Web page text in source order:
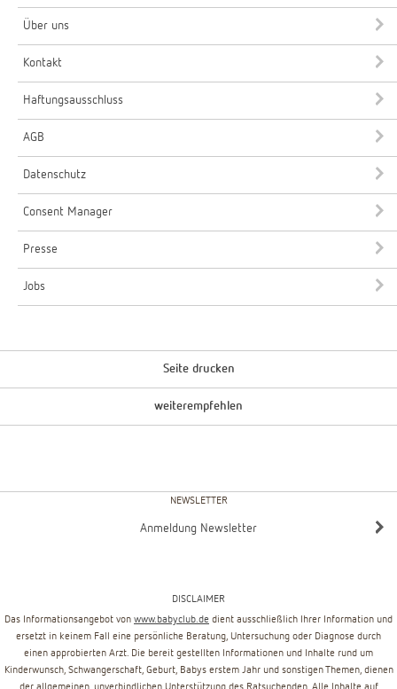
Über uns
Kontakt
Haftungsausschluss
AGB
Datenschutz
Consent Manager
Presse
Jobs
Seite drucken
weiterempfehlen
NEWSLETTER
Anmeldung Newsletter
DISCLAIMER
Das Informationsangebot von www.babyclub.de dient ausschließlich Ihrer Information und
ersetzt in keinem Fall eine persönliche Beratung, Untersuchung oder Diagnose durch
einen approbierten Arzt. Die bereit gestellten Informationen und Inhalte rund um
Kinderwunsch, Schwangerschaft, Geburt, Babys erstem Jahr und sonstigen Themen, dienen